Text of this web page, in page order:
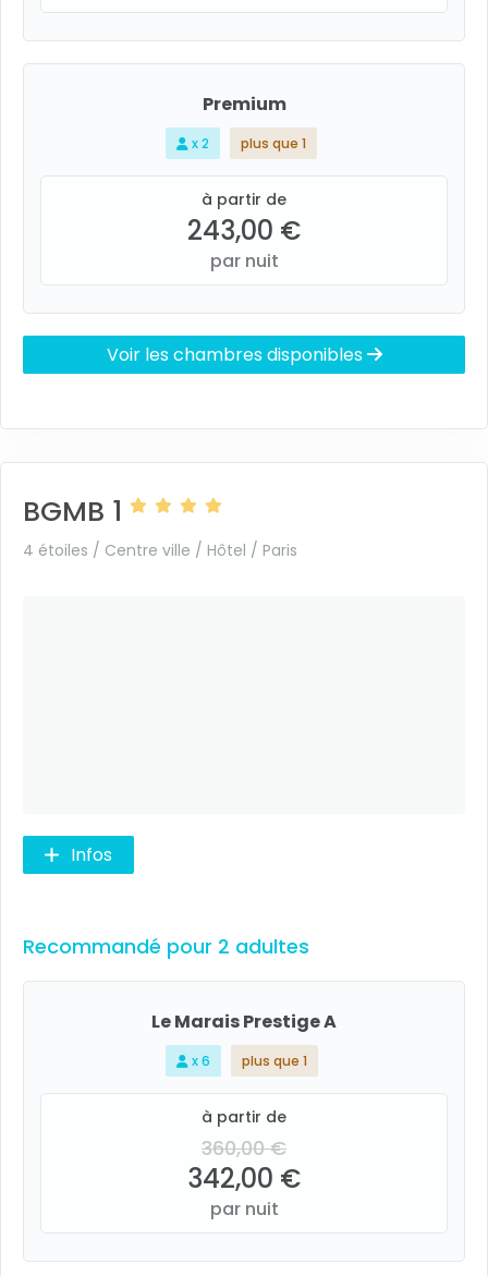
Premium
x 2 plus que 1
à partir de
243,00 €
par nuit
Voir les chambres disponibles
BGMB 1
4 étoiles / Centre ville / Hôtel / Paris
Infos
Recommandé pour 2 adultes
Le Marais Prestige A
x 6 plus que 1
à partir de
360,00 €
342,00 €
par nuit